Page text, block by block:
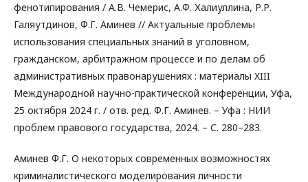
фенотипирования / А.В. Чемерис, А.Ф. Халиуллина, Р.Р.
Галяутдинов, Ф.Г. Аминев // Актуальные проблемы
использования специальных знаний в уголовном,
гражданском, арбитражном процессе и по делам об
административных правонарушениях : материалы XIII
Международной научно-практической конференции, Уфа,
25 октября 2024 г. / отв. ред. Ф.Г. Аминев. – Уфа : НИИ
проблем правового государства, 2024. – С. 280–283.
Аминев Ф.Г. О некоторых современных возможностях
криминалистического моделирования личности